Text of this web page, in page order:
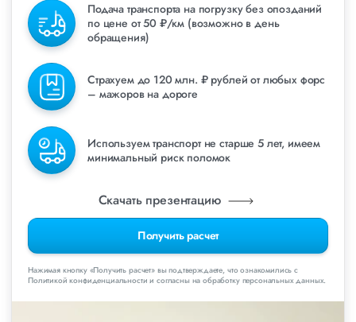
Подача транспорта на погрузку без опозданий
по цене от 50 ₽/км (возможно в день
обращения)
Страхуем до 120 млн. ₽ рублей от любых форс
– мажоров на дороге
Используем транспорт не старше 5 лет, имеем
минимальный риск поломок
Получить расчет
Скачать презентацию
Нажимая кнопку «Получить расчет» вы подтверждаете, что ознакомились с
Политикой конфиденциальности и согласны на обработку персональных данных.